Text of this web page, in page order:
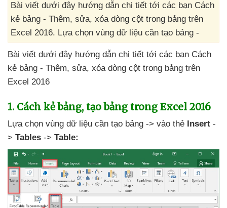
Bài viết dưới đây hướng dẫn chi tiết tới các bạn Cách
kẻ bảng - Thêm, sửa, xóa dòng cột trong bảng trên
Excel 2016. Lựa chọn vùng dữ liệu cần tạo bảng -
Bài viết dưới đây hướng dẫn chi tiết tới các bạn Cách
kẻ bảng - Thêm, sửa, xóa dòng cột trong bảng trên
Excel 2016
1. Cách kẻ bảng, tạo bảng trong Excel 2016
Lựa chọn vùng dữ liệu cần tạo bảng -> vào thẻ Insert -
> Tables -> Table: